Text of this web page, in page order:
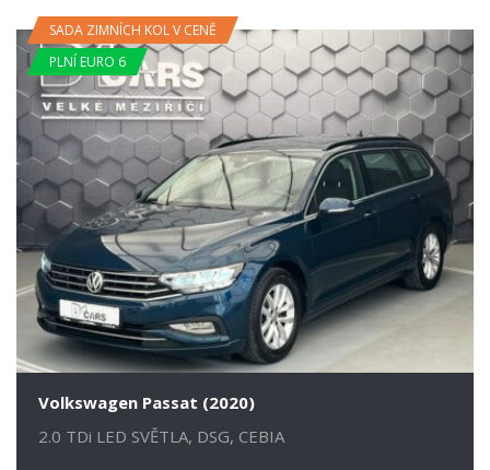
SADA ZIMNÍCH KOL V CENĚ
PLNÍ EURO 6
Volkswagen Passat (2020)
2.0 TDi LED SVĚTLA, DSG, CEBIA